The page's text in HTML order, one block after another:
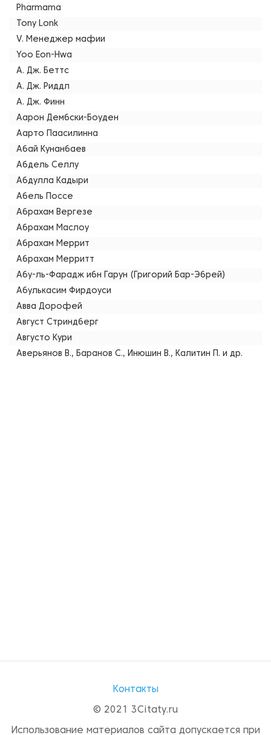
Pharmama
Tony Lonk
V. Менеджер мафии
Yoo Eon-Hwa
А. Дж. Беттс
А. Дж. Риддл
А. Дж. Финн
Аарон Дембски-Боуден
Аарто Паасилинна
Абай Кунанбаев
Абдель Селлу
Абдулла Кадыри
Абель Поссе
Абрахам Вергезе
Абрахам Маслоу
Абрахам Меррит
Абрахам Мерритт
Абу-ль-Фарадж ибн Гарун (Григорий Бар-Эбрей)
Абулькасим Фирдоуси
Авва Дорофей
Август Стриндберг
Августо Кури
Аверьянов В., Баранов С., Инюшин В., Калитин П. и др.
Контакты
© 2021 3Citaty.ru
Использование материалов сайта допускается при